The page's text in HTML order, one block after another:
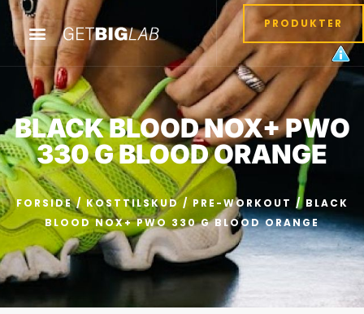
PRODUKTER
BLACK BLOOD NOX+ PWO
330 G BLOOD ORANGE
FORSIDE/ KOSTTILSKUD/ PRE-WORKOUT / BLACK
BLOOD NOX+ PWO 330 G BLOOD ORANGE